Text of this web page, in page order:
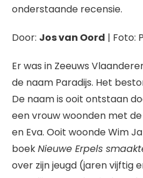
onderstaande recensie.
Door: Jos van Oord | Foto:
Er was in Zeeuws
de naam Paradijs. Het
De naam is ooit ontstaan
een vrouw woonden met
en Eva. Ooit woonde Wim
boekNieuwe Erpels
over zijn jeugd (jaren vijftig